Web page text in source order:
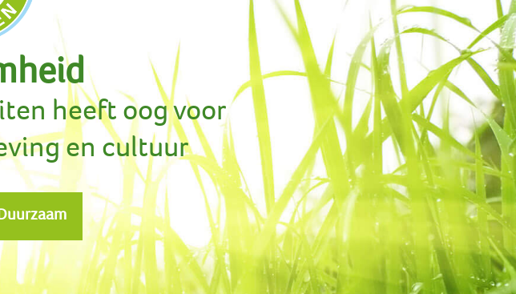
heeft oog voor
en cultuur